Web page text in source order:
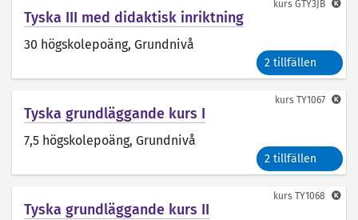
Tyska III med didaktisk inriktning
30 högskolepoäng, Grundnivå
2 tillfällen
kurs GTY3JB
Tyska grundläggande kurs I
7,5 högskolepoäng, Grundnivå
2 tillfällen
kurs TY1067
Tyska grundläggande kurs II
kurs TY1068